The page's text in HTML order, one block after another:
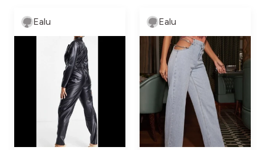
Ealu Ealu